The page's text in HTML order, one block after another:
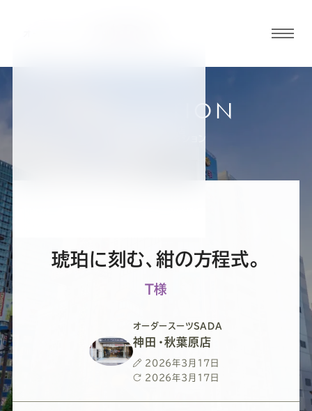
ダ
ダ
ス
ダ
ス
ダ
ー
ス
ス
COLLECTION
琥珀に刻む、紺の方程式。
T様
オーダースーツSADA
神田・秋葉原店
投
稿
2026年3月17日
最
2026年3月17日